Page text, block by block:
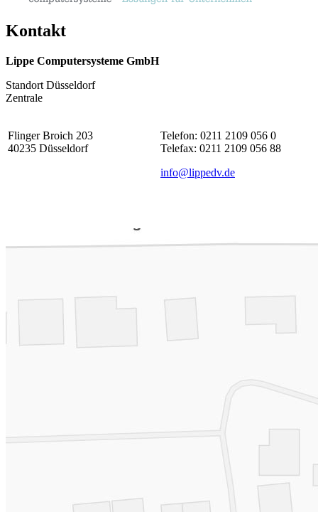
Kontakt
Lippe Computersysteme GmbH
Standort Düsseldorf
Zentrale
Flinger Broich 203
40235 Düsseldorf
Telefon: 0211 2109 056 0
Telefax: 0211 2109 056 88
info@lippedv.de